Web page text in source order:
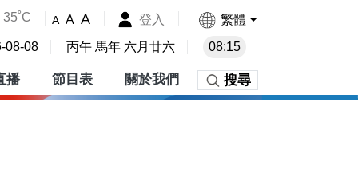
35˚C A A A 登入 繁體
08-08 丙午 馬年 六月廿六 08:15
播 節目表 關於我們 搜尋